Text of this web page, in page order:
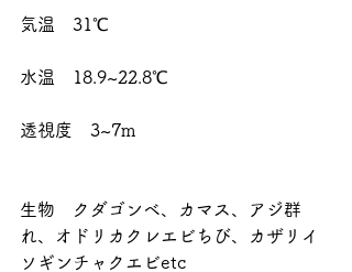
気温　31℃
水温　18.9~22.8℃
透視度　3~7m
生物　クダゴンベ、カマス、アジ群
れ、オドリカクレエビちび、カザリイ
ソギンチャクエビetc